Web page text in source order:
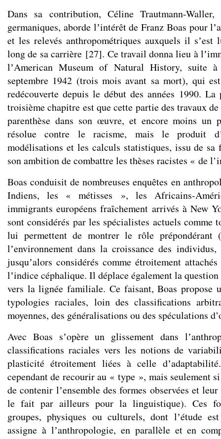
Dans sa contribution, Céline Trautmann-Waller,
germaniques, aborde lʼintérêt de Franz Boas pour
et les relevés anthropométriques auxquels il
long de sa carrière[27]. Ce travail donna lieu à
lʼAmerican Museum of Natural History, suite
septembre 1942 (trois mois avant sa mort), qui
redécouverte depuis le début des années 1990.
troisième chapitre est que cette partie des travaux
parenthèse dans son œuvre, et encore moins un
résolue contre le racisme, mais le produit
modélisations et les calculs statistiques, issu de
son ambition de combattre les thèses racistes « de
Boas conduisit de nombreuses enquêtes en
Indiens, les « métisses », les Africains-
immigrants européens fraîchement arrivés à New
sont considérés par les spécialistes actuels comme
lui permettent de montrer le rôle prépondérant
lʼenvironnement dans la croissance des
jusquʼalors considérés comme étroitement
lʼindice céphalique. Il déplace également la question
vers la lignée familiale. Ce faisant, Boas propose
typologies raciales, loin des classifications
moyennes, des généralisations ou des spéculations
Avec Boas sʼopère un glissement dans
classifications raciales vers les notions de
plasticité étroitement liées à celle
cependant de recourir au « type », mais seulement
de contenir lʼensemble des formes observées et
le fait par ailleurs pour la linguistique). Ces
groupes, physiques ou culturels, dont lʼétude
assigne à lʼanthropologie, en parallèle et en